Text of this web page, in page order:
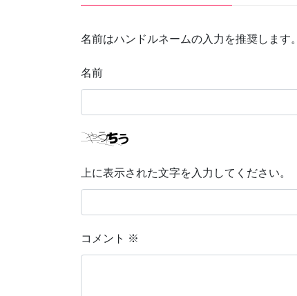
名前はハンドルネームの入力を推奨します。
名前
上に表示された文字を入力してください。
コメント ※